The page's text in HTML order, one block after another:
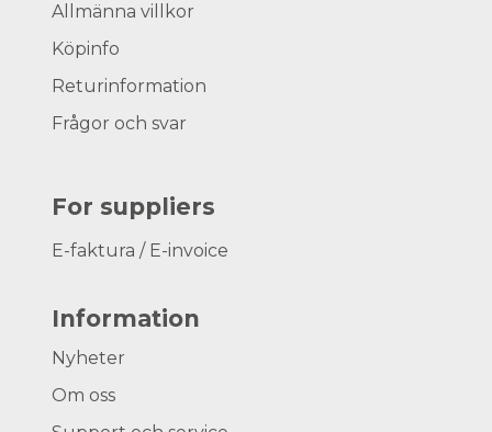
Allmänna villkor
Köpinfo
Returinformation
Frågor och svar
For suppliers
E-faktura / E-invoice
Information
Nyheter
Om oss